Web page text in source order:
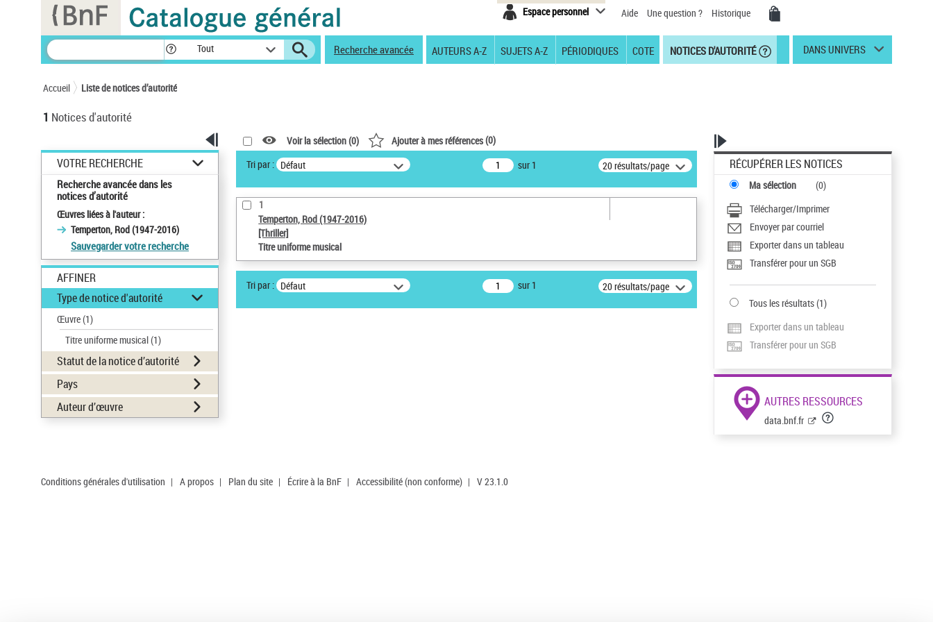
Espace personnel Aide Une question ? Historique
Tout Recherche avancée AUTEURS A-Z SUJETS A-Z PÉRIODIQUES COTE NOTICES D'AUTORITÉ DANS UNIVERS
Accueil Liste de notices d’autorité
1 Notices d'autorité
VOTRE RECHERCHE
Recherche avancée dans les
notices d’autorité
Œuvres liées à l'auteur :
Temperton, Rod (1947-2016)
Sauvegarder votre recherche
AFFINER
Type de notice d'autorité
Œuvre(1)
Titre uniforme musical(1)
Statut de la notice d’autorité
Pays
Auteur d’œuvre
Voir la sélection (0) Ajouter à mes références(0)
Tri par : Défaut sur 1 20 résultats/page
1
Temperton, Rod (1947-2016)
[Thriller]
Titre uniforme musical
Tri par : Défaut sur 1 20 résultats/page
RÉCUPÉRER LES NOTICES
Ma sélection (0)
Télécharger/Imprimer
Envoyer par courriel
Exporter dans un tableau
Transférer pour un SGB
Tous les résultats(1)
Exporter dans un tableau
Transférer pour un SGB
AUTRES RESSOURCES
data.bnf.fr
Conditions générales d'utilisation | A propos | Plan du site | Écrire à la BnF | Accessibilité (non conforme) | V 23.1.0
Panneau de gestion des cookies